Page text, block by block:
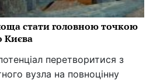
стати головною точкою
Києва
перетворитися з
вузла на повноцінну